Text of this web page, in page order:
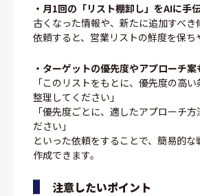
・月1回の「リスト棚卸し」をAIに手
古くなった情報や、新たに追加すべき
依頼すると、営業リストの鮮度を保ち
・ターゲットの優先度やアプローチ
「このリストをもとに、優先度の高
整理してください」
「優先度ごとに、適したアプローチ
ださい」
といった依頼をすることで、簡易的な
作成できます。
注意したいポイント